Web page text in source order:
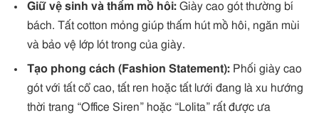
Giữ vệ sinh và thấm mồ hôi: Giày cao gót thường bí
bách. Tất cotton mỏng giúp thấm hút mồ hôi, ngăn mùi
và bảo vệ lớp lót trong của giày.
Tạo phong cách (Fashion Statement): Phối giày cao
gót với tất cổ cao, tất ren hoặc tất lưới đang là xu hướng
thời trang “Office Siren” hoặc “Lolita” rất được ưa